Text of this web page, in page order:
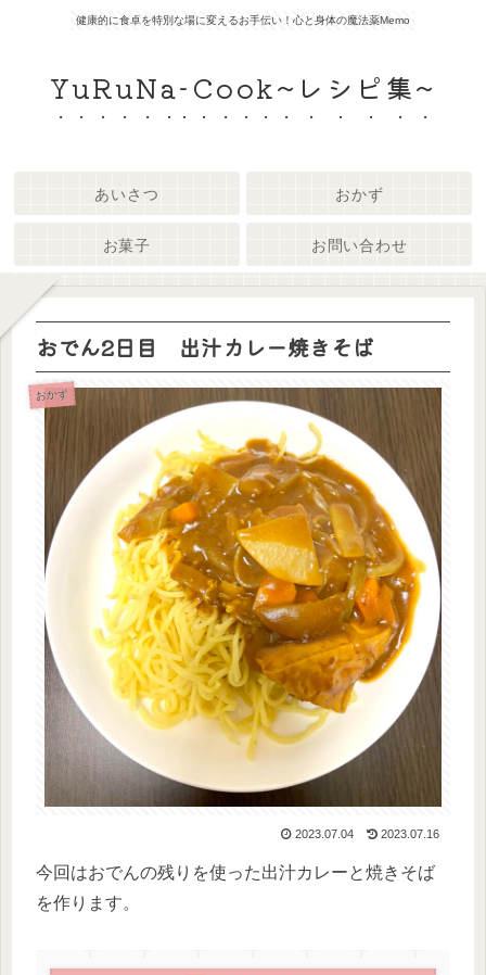
健康的に食卓を特別な場に変えるお手伝い！心と身体の魔法薬Memo
YuRuNa-Cook~レシピ集~
あいさつ おかず
お菓子 お問い合わせ
おでん2日目 出汁カレー焼きそば
おかず
2023.07.04 2023.07.16
今回はおでんの残りを使った出汁カレーと焼きそば
を作ります。